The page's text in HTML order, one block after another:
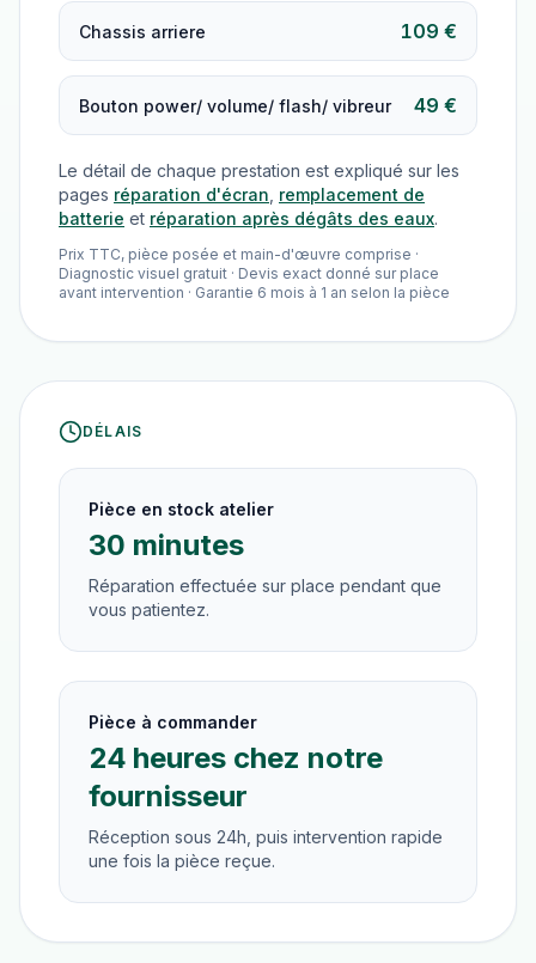
Chassis arriere 109 €
Bouton power/ volume/ flash/ vibreur 49 €
Le détail de chaque prestation est expliqué sur les
pages réparation d'écran remplacement de
batterie et réparation après dégâts des eaux.
Prix TTC, pièce posée et main-d'œuvre comprise ·
Diagnostic visuel gratuit · Devis exact donné sur place
avant intervention · Garantie 6 mois à 1 an selon la pièce
DÉLAIS
Pièce en stock atelier
30 minutes
Réparation effectuée sur place pendant que
vous patientez.
Pièce à commander
24 heures chez notre
fournisseur
Réception sous 24h, puis intervention rapide
une fois la pièce reçue.